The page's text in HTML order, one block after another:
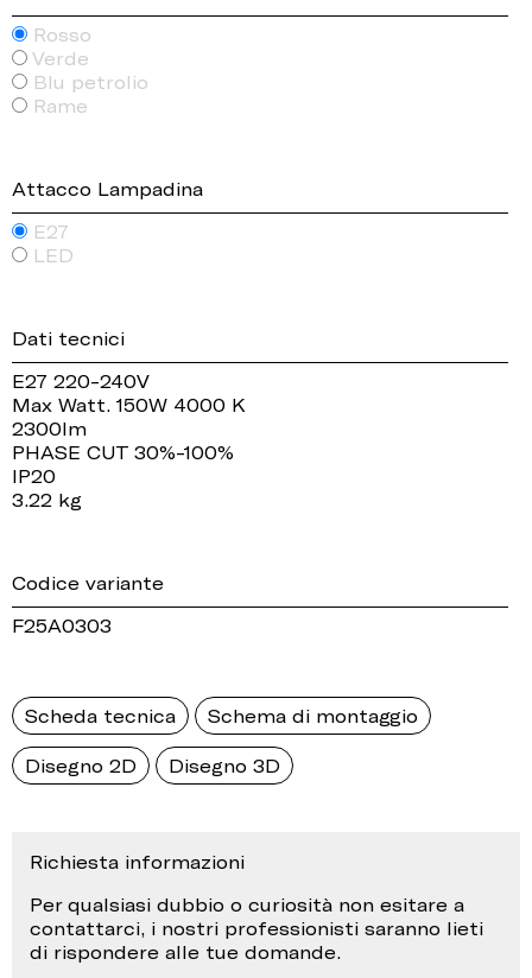
Rosso
Verde
Blu petrolio
Rame
Attacco Lampadina
E27
LED
Dati tecnici
E27 220-240V
Max Watt. 150W 4000 K
2300lm
PHASE CUT 30%-100%
IP20
3.22 kg
Codice variante
F25A0303
Scheda tecnica Schema di montaggio
Disegno 2D Disegno 3D
Richiesta informazioni
Per qualsiasi dubbio o curiosità non esitare a
contattarci, i nostri professionisti saranno lieti
di rispondere alle tue domande.